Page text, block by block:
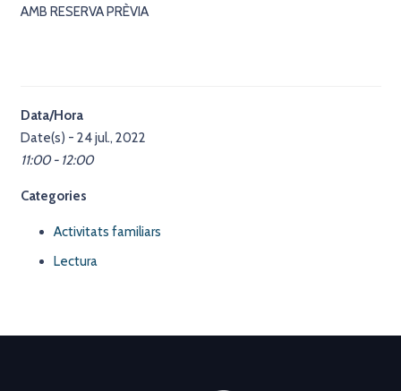
AMB RESERVA PRÈVIA
Data/Hora
Date(s) - 24 jul., 2022
11:00 - 12:00
Categories
Activitats familiars
Lectura